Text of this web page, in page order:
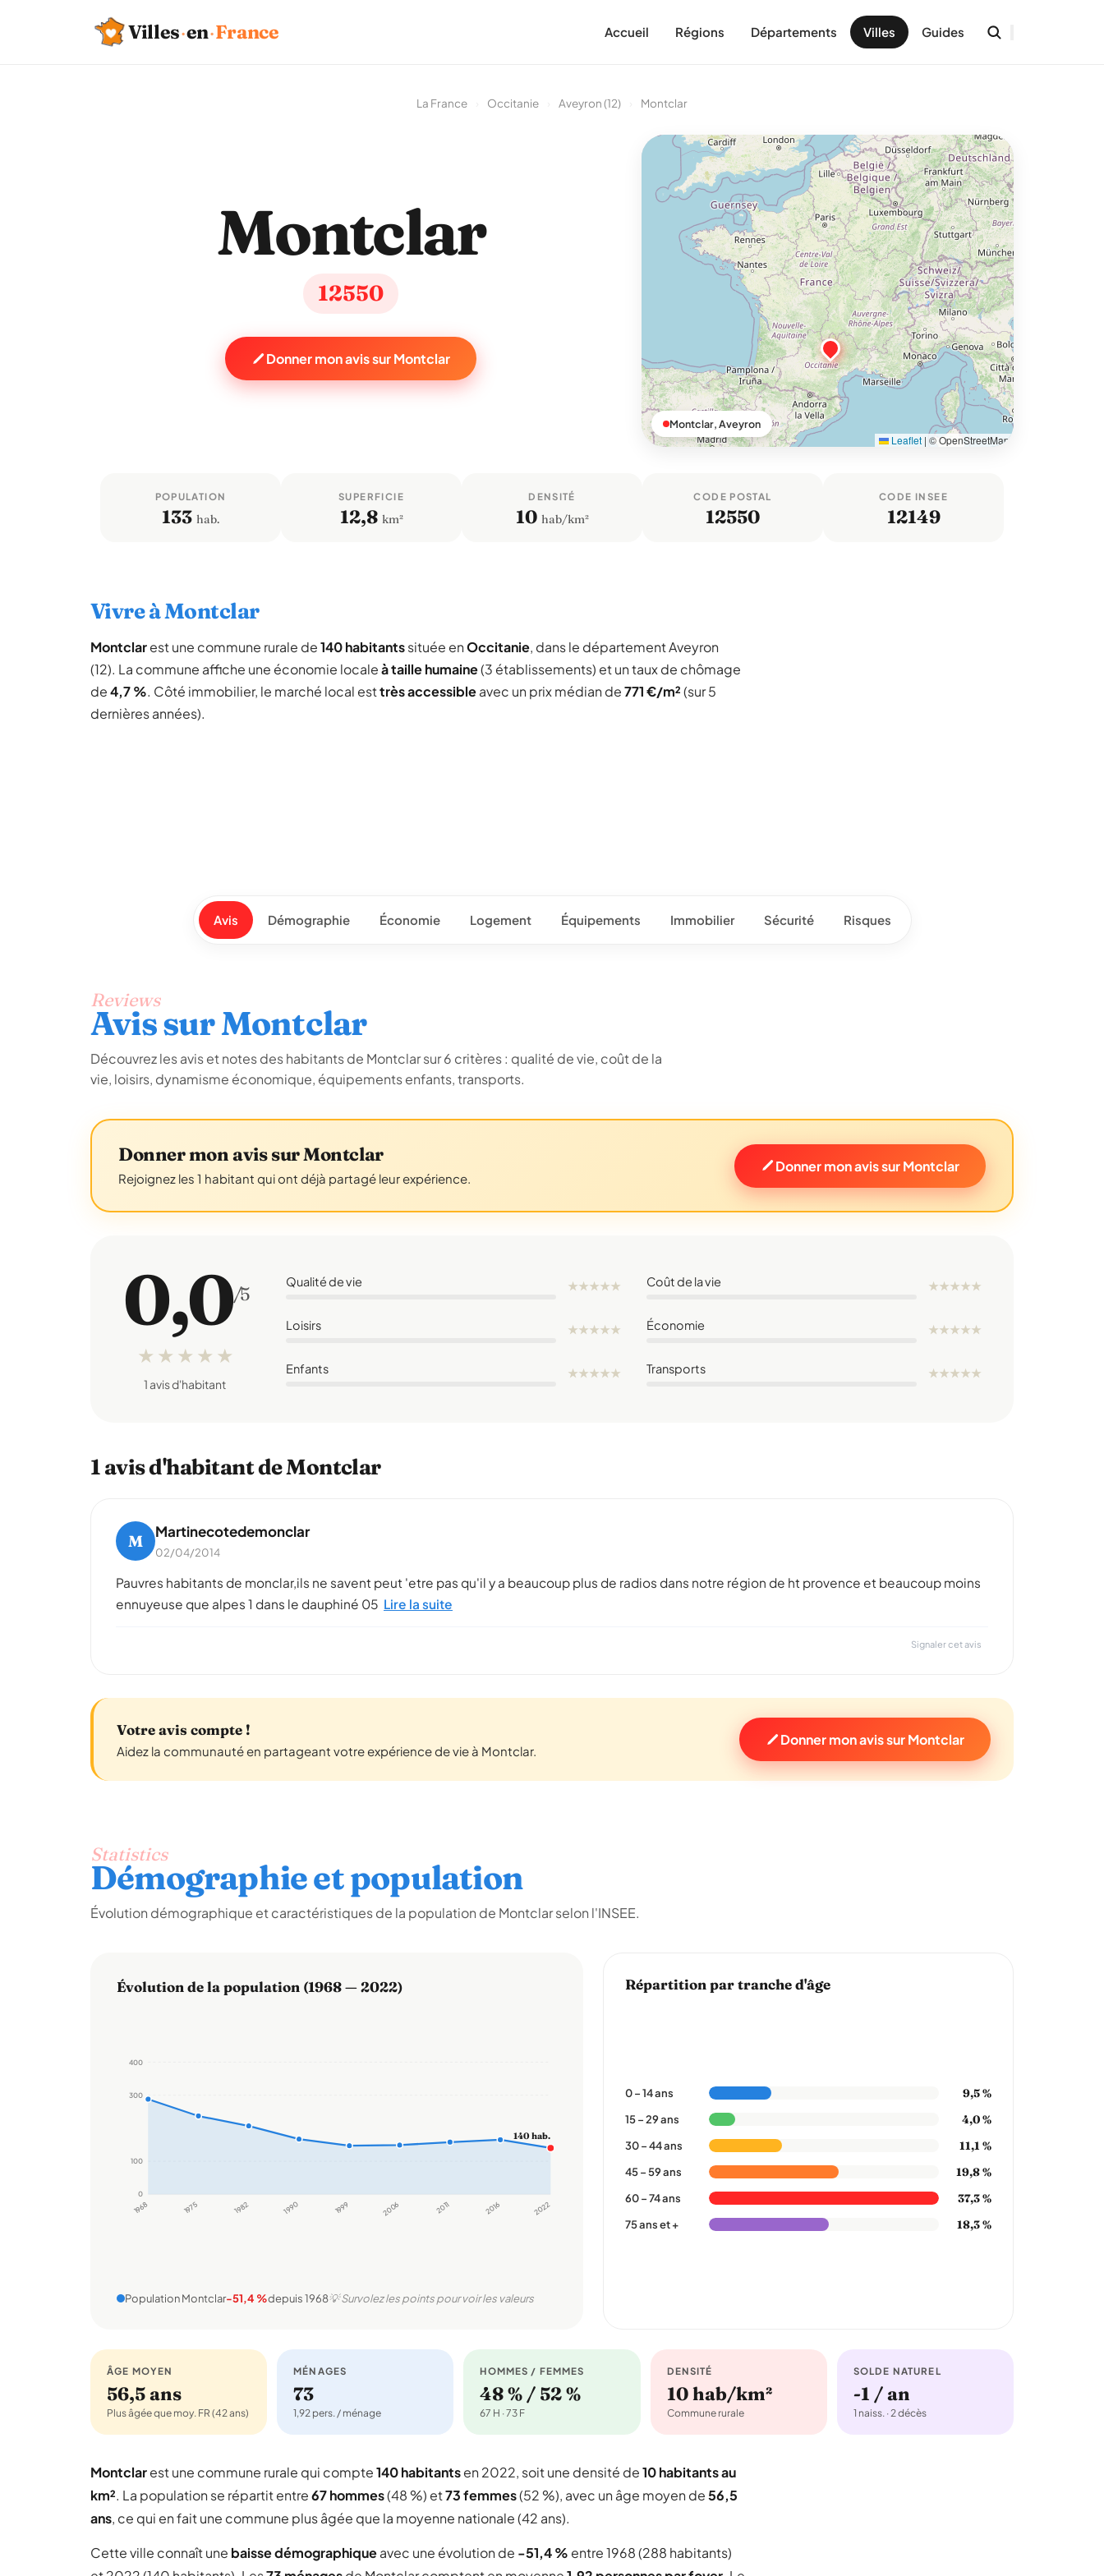
Villes·en·France Accueil Régions Départements Villes Guides
La France Occitanie Aveyron (12) Montclar
Montclar
12550
Donner mon avis sur Montclar
Leaflet | © OpenStreetMap
Montclar, Aveyron
POPULATION
133 hab.
SUPERFICIE
12,8 km²
DENSITÉ
10 hab/km²
CODE POSTAL
12550
CODE INSEE
12149
Vivre à Montclar
Montclarest une commune rurale de140 habitantssituée enOccitanie, dans le département Aveyron
(12). La commune affiche une économie localeà taille humaine(3 établissements) et un taux de chômage
de4,7 %. Côté immobilier, le marché local esttrès accessibleavec un prix médian de771 €/m²(sur 5
dernières années).
Avis Démographie Économie Logement Équipements Immobilier Sécurité Risques
Reviews
Avis sur Montclar
Découvrez les avis et notes des habitants de Montclar sur 6 critères : qualité de vie, coût de la
vie, loisirs, dynamisme économique, équipements enfants, transports.
Donner mon avis sur Montclar
Rejoignez les 1 habitant qui ont déjà partagé leur expérience.
Donner mon avis sur Montclar
0,0/5
★ ★ ★ ★ ★
1 avis d'habitant
Qualité de vie ★★★★★ Coût de la vie ★★★★★
Loisirs ★★★★★ Économie ★★★★★
Enfants ★★★★★ Transports ★★★★★
1 avis d'habitant de Montclar
M Martinecotedemonclar
02/04/2014
Pauvres habitants de monclar,ils ne savent peut 'etre pas qu'il y a beaucoup plus de radios dans notre région de ht provence et beaucoup moins
ennuyeuse que alpes 1 dans le dauphiné 05 Lire la suite
Signaler cet avis
Votre avis compte !
Aidez la communauté en partageant votre expérience de vie à Montclar.
Donner mon avis sur Montclar
Statistics
Démographie et population
Évolution démographique et caractéristiques de la population de Montclar selon l'INSEE.
Évolution de la population (1968 — 2022)
0
100
300
400
1968 1975 1982 1990 1999 2006 2011 2016 2022
140 hab.
Population Montclar-51,4 %depuis 1968💡 Survolez les points pour voir les valeurs
Répartition par tranche d'âge
0 – 14 ans 9,5 %
15 – 29 ans 4,0 %
30 – 44 ans 11,1 %
45 – 59 ans 19,8 %
60 – 74 ans 37,3 %
75 ans et + 18,3 %
ÂGE MOYEN
56,5 ans
Plus âgée que moy. FR (42 ans)
MÉNAGES
73
1,92 pers. / ménage
HOMMES / FEMMES
48 % / 52 %
67 H · 73 F
DENSITÉ
10 hab/km²
Commune rurale
SOLDE NATUREL
-1 / an
1 naiss. · 2 décès
Montclarest une commune rurale qui compte140 habitantsen 2022, soit une densité de10 habitants au
km². La population se répartit entre67 hommes(48 %) et73 femmes(52 %), avec un âge moyen de56,5
ans, ce qui en fait une commune plus âgée que la moyenne nationale (42 ans).
Cette ville connaît une baisse démographiqueavec une évolution de -51,4 % entre 1968 (288 habitants)